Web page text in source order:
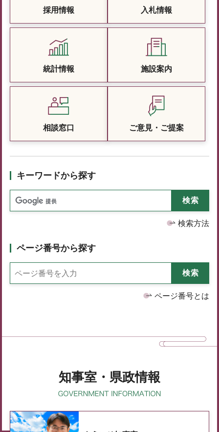
採用情報 入札情報
統計情報 施設案内
相談窓口 ご意見・ご提案
キーワードから探す
検索方法
ページ番号から探す
ページ番号とは
知事室・県政情報